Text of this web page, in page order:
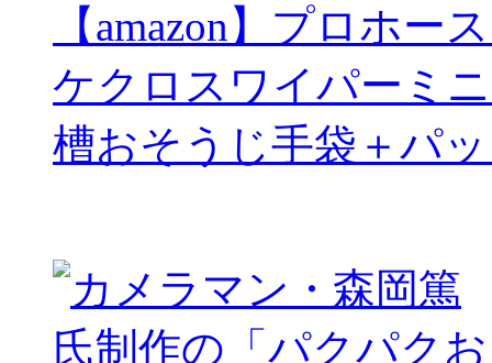
【amazon】プロホー
ケクロスワイパーミ
槽おそうじ手袋＋パ